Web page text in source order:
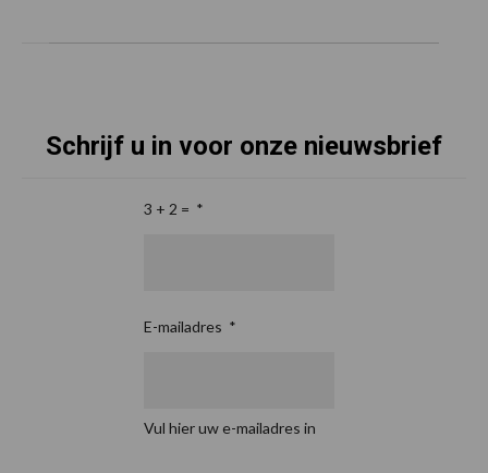
Schrijf u in voor onze nieuwsbrief
3 + 2 = *
E-mailadres *
Vul hier uw e-mailadres in